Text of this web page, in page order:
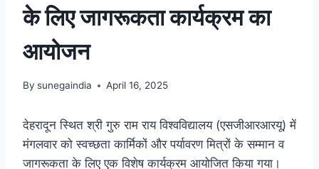
के लिए जागरूकता कार्यक्रम का
आयोजन
By sunegaindia April 16, 2025
देहरादून स्थित श्री गुरु राम राय विश्वविद्यालय (एसजीआरआरयू) में
मंगलवार को स्वच्छता कार्मिकों और पर्यावरण मित्रों के सम्मान व
जागरूकता के लिए एक विशेष कार्यक्रम आयोजित किया गया।